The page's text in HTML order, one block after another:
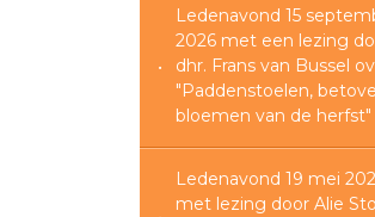
Ledenavond 15
2026 met een lezing
dhr. Frans van Bussel
"Paddenstoelen,
bloemen van de herfst"
Ledenavond 19 mei
met lezing door Alie